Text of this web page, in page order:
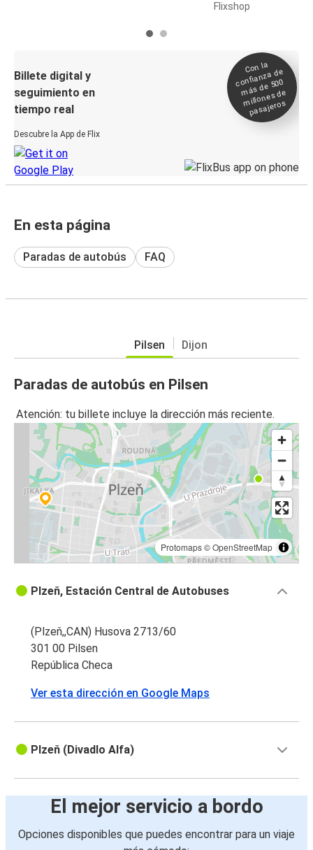
Flixshop
Billete digital y
seguimiento en
tiempo real
Descubre la App de Flix
Con la
confianza de
más de 500
millones de
pasajeros
En esta página
Paradas de autobús FAQ
Pilsen Dijon
Paradas de autobús en Pilsen
Atención: tu billete incluye la dirección más reciente.
Protomaps©OpenStreetMap
Plzeň, Estación Central de Autobuses
(Plzeň,,CAN) Husova 2713/60
301 00 Pilsen
República Checa
Ver esta dirección en Google Maps
Plzeň (Divadlo Alfa)
El mejor servicio a bordo
Opciones disponibles que puedes encontrar para un viaje